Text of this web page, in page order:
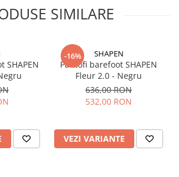
flexibile, permit mișcarea naturală a piciorului
previne oboseala piciorului
AlldayComfort, special concepută pentru
se caracterizează prin rezistență excelentă la
în același timp o flexibilitate foarte
de oraș
SIMILARE
SHAPEN
-16% SHAPEN
Pantofi barefoot SHAPEN
Fleur 2.0 - Negru
636,00 RON
532,00 RON
VEZI VARIANTE